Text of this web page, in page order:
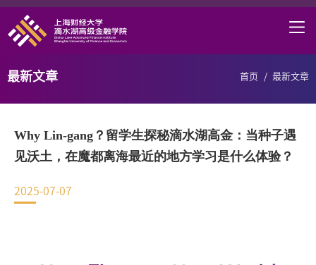
首页
学术研究
首页 / 最新文章
最新文章
Why Lin-gang？留学生探秘滴水湖高金：当种子遇
见沃土，在魔都离海最近的地方学习是什么体验？
2025-07-07